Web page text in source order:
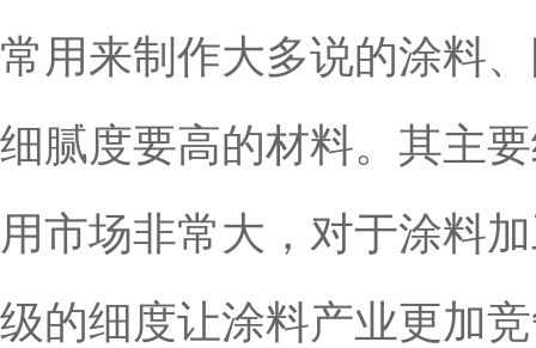
常用来制作大多说的涂料
细腻度要高的材料。其主
用市场非常大，对于涂料
级的细度让涂料产业更加